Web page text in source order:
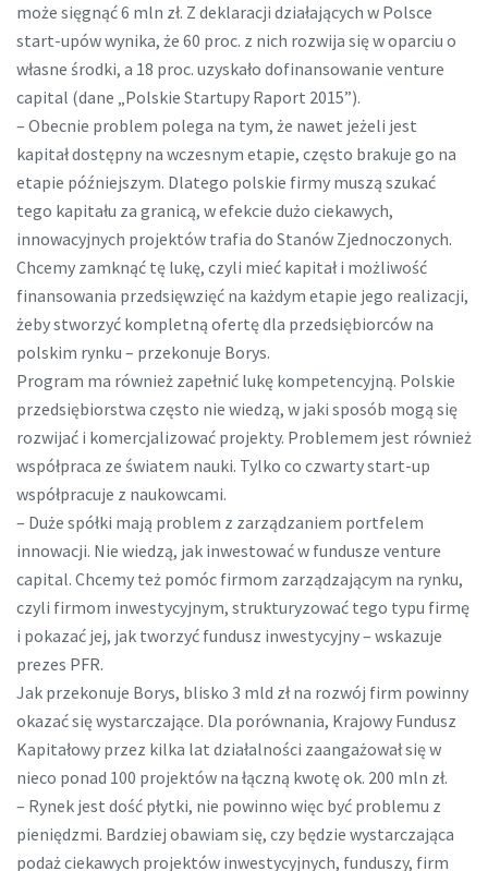
może sięgnąć 6 mln zł. Z deklaracji działających w Polsce
start-upów wynika, że 60 proc. z nich rozwija się w oparciu o
własne środki, a 18 proc. uzyskało dofinansowanie venture
capital (dane „Polskie Startupy Raport 2015”).
– Obecnie problem polega na tym, że nawet jeżeli jest
kapitał dostępny na wczesnym etapie, często brakuje go na
etapie późniejszym. Dlatego polskie firmy muszą szukać
tego kapitału za granicą, w efekcie dużo ciekawych,
innowacyjnych projektów trafia do Stanów Zjednoczonych.
Chcemy zamknąć tę lukę, czyli mieć kapitał i możliwość
finansowania przedsięwzięć na każdym etapie jego realizacji,
żeby stworzyć kompletną ofertę dla przedsiębiorców na
polskim rynku – przekonuje Borys.
Program ma również zapełnić lukę kompetencyjną. Polskie
przedsiębiorstwa często nie wiedzą, w jaki sposób mogą się
rozwijać i komercjalizować projekty. Problemem jest również
współpraca ze światem nauki. Tylko co czwarty start-up
współpracuje z naukowcami.
– Duże spółki mają problem z zarządzaniem portfelem
innowacji. Nie wiedzą, jak inwestować w fundusze venture
capital. Chcemy też pomóc firmom zarządzającym na rynku,
czyli firmom inwestycyjnym, strukturyzować tego typu firmę
i pokazać jej, jak tworzyć fundusz inwestycyjny – wskazuje
prezes PFR.
Jak przekonuje Borys, blisko 3 mld zł na rozwój firm powinny
okazać się wystarczające. Dla porównania, Krajowy Fundusz
Kapitałowy przez kilka lat działalności zaangażował się w
nieco ponad 100 projektów na łączną kwotę ok. 200 mln zł.
– Rynek jest dość płytki, nie powinno więc być problemu z
pieniędzmi. Bardziej obawiam się, czy będzie wystarczająca
podaż ciekawych projektów inwestycyjnych, funduszy, firm